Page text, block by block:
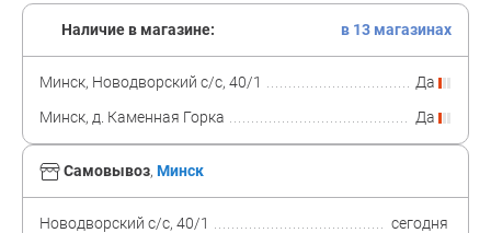
Самовывоз, Минск
Новодворский с/с, 40/1
сегодня
Наличие в магазине: в 13 магазинах
Минск, Новодворский с/с, 40/1
Да
Минск, д. Каменная Горка
Да